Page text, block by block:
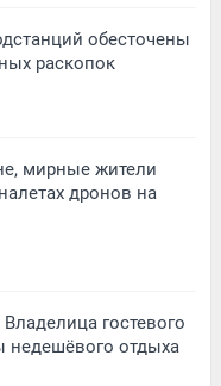
обесточены
раскопок
мирные жители
дронов на
гостевого
недешёвого отдыха